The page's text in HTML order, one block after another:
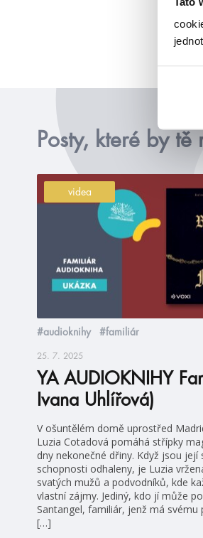
Posty, které by
videa
#audioknihy #familiár
25. 7. 2025
YA AUDIOKNIHY
Ivana Uhlířová)
V ošuntělém domě uprostřed
Luzia Cotadová pomáhá střípky
dny nekonečné dřiny. Když jsou její
schopnosti odhaleny, je Luzia
svatých mužů a podvodníků, kde
vlastní zájmy. Jediný, kdo jí může
Santangel, familiár, jenž má svému
[…]